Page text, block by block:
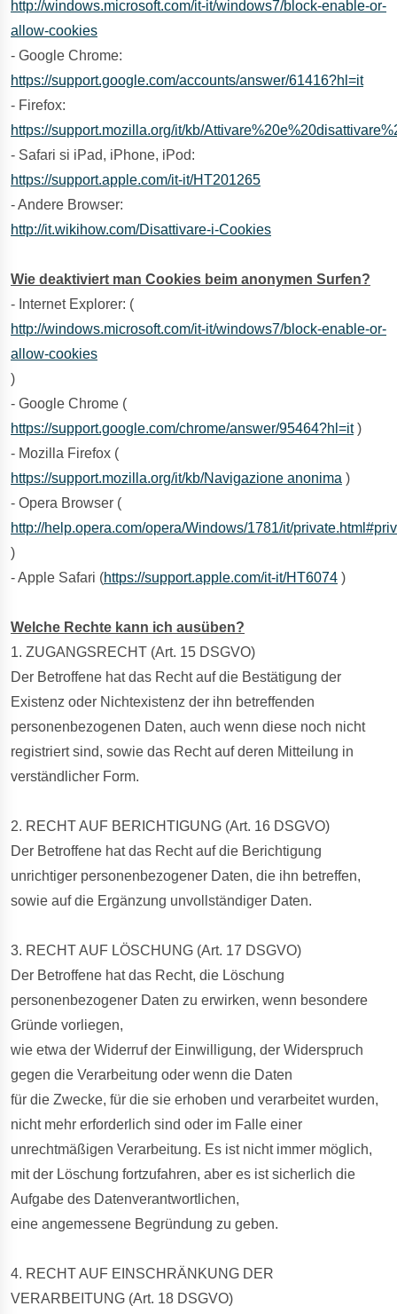
http://windows.microsoft.com/it-it/windows7/block-enable-or-
allow-cookies
- Google Chrome:
https://support.google.com/accounts/answer/61416?hl=it
- Firefox:
https://support.mozilla.org/it/kb/
- Safari si iPad, iPhone, iPod:
https://support.apple.com/it-it/HT201265
- Andere Browser:
http://it.wikihow.com/Disattivare-i-Cookies
Wie deaktiviert man Cookies beim anonymen Surfen?
- Internet Explorer: (
http://windows.microsoft.com/it-it/windows7/block-enable-or-
allow-cookies
)
- Google Chrome (
https://support.google.com/chrome/answer/95464?hl=it)
- Mozilla Firefox (
https://support.mozilla.org/it/kb/Navigazione anonima )
- Opera Browser (
http://help.opera.com/opera/Windows/1781/it/
)
- Apple Safari (https://support.apple.com/it-it/HT6074 )
Welche Rechte kann ich ausüben?
1. ZUGANGSRECHT (Art. 15 DSGVO)
Der Betroffene hat das Recht auf die Bestätigung der
Existenz oder Nichtexistenz der ihn betreffenden
personenbezogenen Daten, auch wenn diese noch nicht
registriert sind, sowie das Recht auf deren Mitteilung in
verständlicher Form.
2. RECHT AUF BERICHTIGUNG (Art. 16 DSGVO)
Der Betroffene hat das Recht auf die Berichtigung
unrichtiger personenbezogener Daten, die ihn betreffen,
sowie auf die Ergänzung unvollständiger Daten.
3. RECHT AUF LÖSCHUNG (Art. 17 DSGVO)
Der Betroffene hat das Recht, die Löschung
personenbezogener Daten zu erwirken, wenn besondere
Gründe vorliegen,
wie etwa der Widerruf der Einwilligung, der Widerspruch
gegen die Verarbeitung oder wenn die Daten
für die Zwecke, für die sie erhoben und verarbeitet wurden,
nicht mehr erforderlich sind oder im Falle einer
unrechtmäßigen Verarbeitung. Es ist nicht immer möglich,
mit der Löschung fortzufahren, aber es ist sicherlich die
Aufgabe des Datenverantwortlichen,
eine angemessene Begründung zu geben.
4. RECHT AUF EINSCHRÄNKUNG DER
VERARBEITUNG (Art. 18 DSGVO)